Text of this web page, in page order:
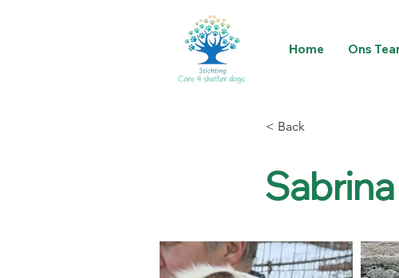
Home Ons
< Back